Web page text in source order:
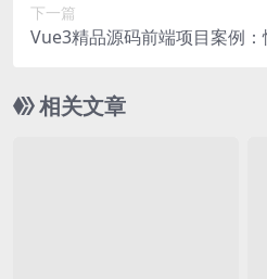
下一篇
Vue3精品源码前端项目案例
相关文章